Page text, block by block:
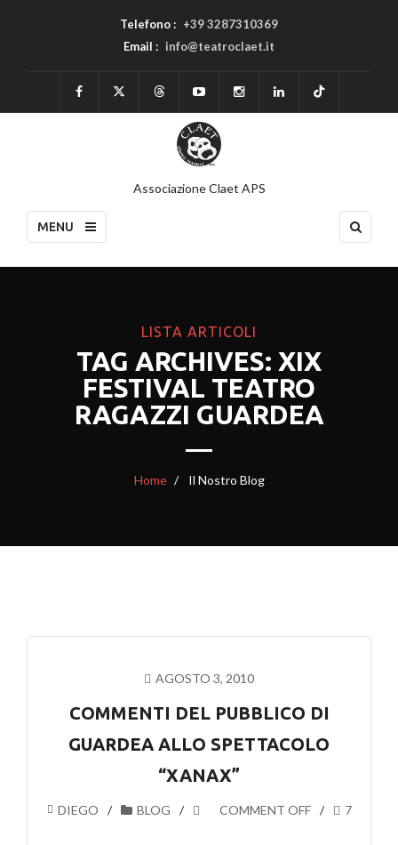
Telefono : +39 3287310369
Email : info@teatroclaet.it
Associazione Claet APS
MENU
LISTA ARTICOLI
TAG ARCHIVES: XIX
FESTIVAL TEATRO
RAGAZZI GUARDEA
Home Il Nostro Blog
AGOSTO 3, 2010
COMMENTI DEL PUBBLICO DI
GUARDEA ALLO SPETTACOLO
“XANAX”
DIEGO BLOG COMMENT OFF 7